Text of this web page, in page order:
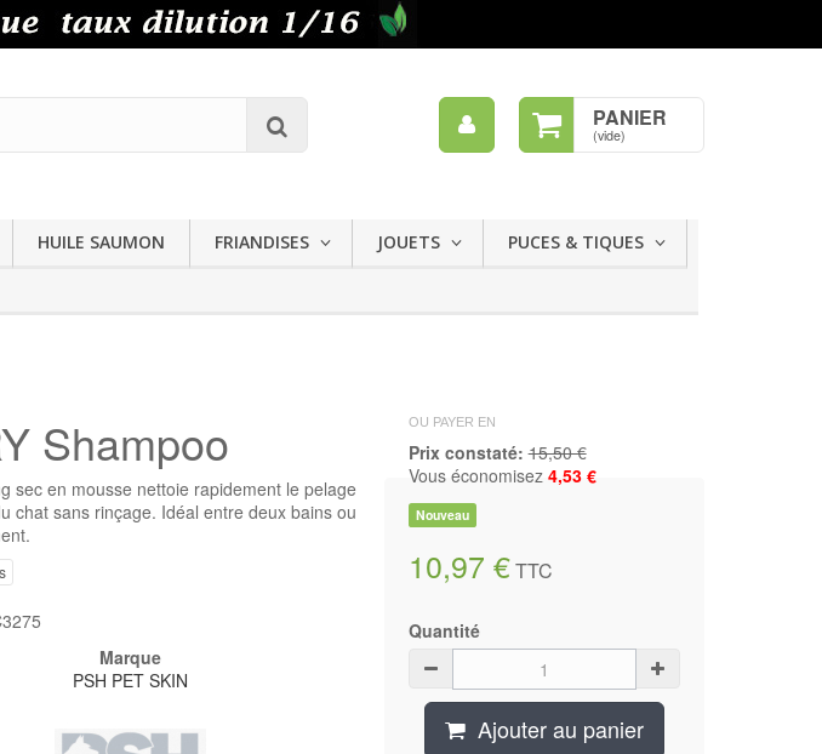
PANIER
(vide)
Mon
compte
HUILE SAUMON FRIANDISES JOUETS
PUCES & TIQUES
Shampoo OU PAYER EN
Prix constaté: 15,50 €
Vous économisez 4,53 €
Nouveau
10,97 €TTC
Quantité
Ajouter au panier
sec en mousse nettoie rapidement le pelage
chat sans rinçage. Idéal entre deux bains ou
Marque
PSH PET SKIN